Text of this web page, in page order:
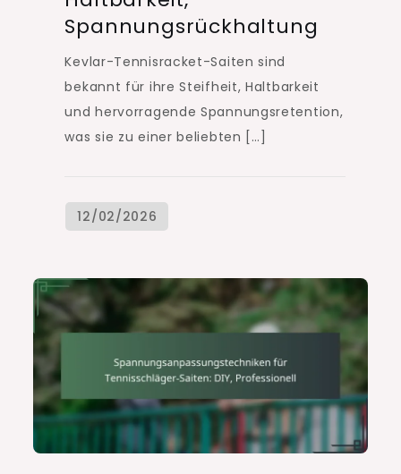
Spannungsrückhaltung
Kevlar-Tennisracket-Saiten sind
bekannt für ihre Steifheit, Haltbarkeit
und hervorragende Spannungsretention,
was sie zu einer beliebten […]